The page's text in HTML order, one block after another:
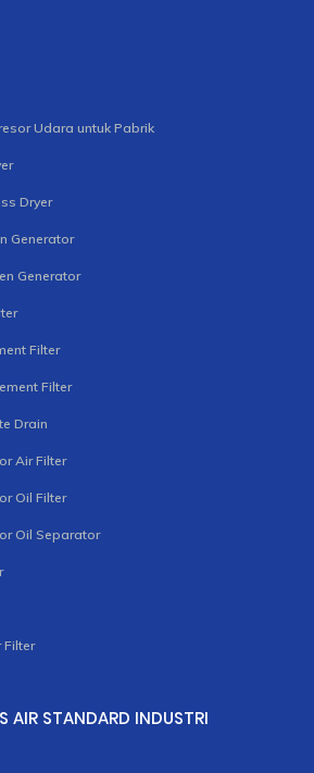
Udara untuk Pabrik
Dryer
Generator
Generator
Filter
Filter
Drain
Air Filter
Oil Filter
Oil Separator
Filter
AIR STANDARD INDUSTRI